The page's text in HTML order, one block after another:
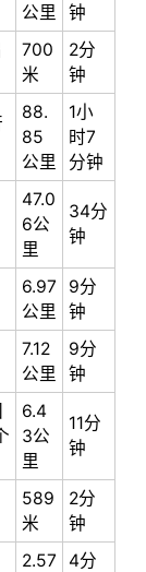
公里
钟
700
米
2分
钟
88.
85
公里
1小
时7
分钟
47.0
6公
里
34分
钟
6.97
公里
9分
钟
7.12
公里
9分
钟
6.4
3公
里
11分
钟
589
米
2分
钟
2.57
4分